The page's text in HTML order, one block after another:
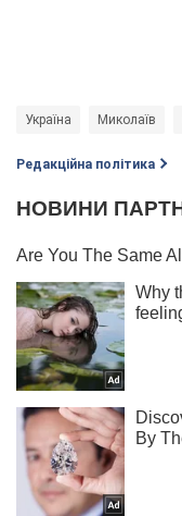
Україна Миколаїв
Редакційна політика